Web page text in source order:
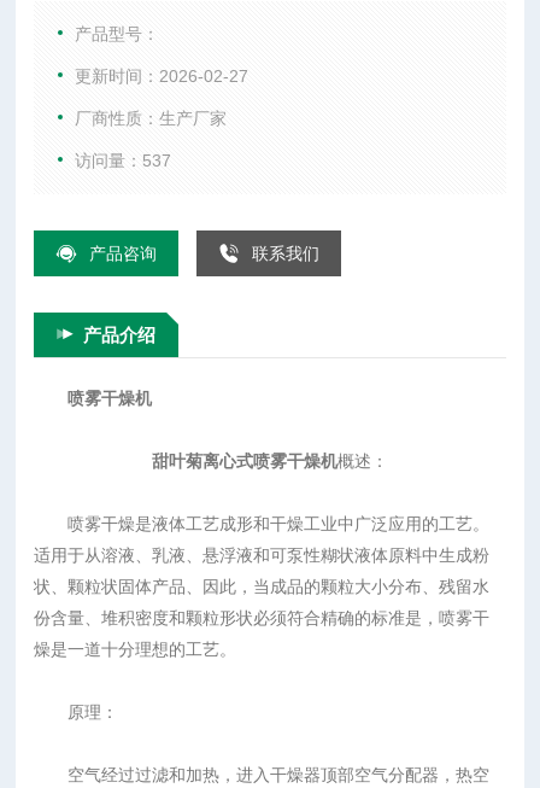
此，当成品的颗粒大小分布、残留水份含量、堆积密度和颗粒
产品型号：
更新时间：2026-02-27
厂商性质：生产厂家
访问量：537
产品咨询 联系我们
产品介绍
喷雾干燥机
甜叶菊离心式喷雾干燥机概述：
喷雾干燥是液体工艺成形和干燥工业中广泛应用的工艺。
适用于从溶液、乳液、悬浮液和可泵性糊状液体原料中生成粉
状、颗粒状固体产品、因此，当成品的颗粒大小分布、残留水
份含量、堆积密度和颗粒形状必须符合精确的标准是，喷雾干
燥是一道十分理想的工艺。
原理：
空气经过过滤和加热，进入干燥器顶部空气分配器，热空